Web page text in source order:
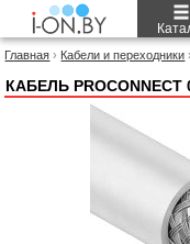
Главная › Кабели и переходники ›
КАБЕЛЬ